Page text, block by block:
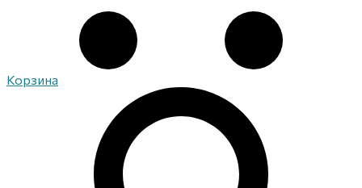
Корзина